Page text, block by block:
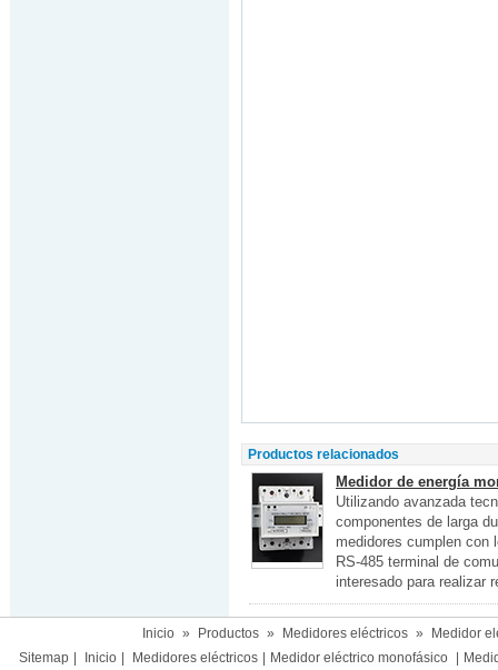
Productos relacionados
Medidor de energía
Utilizando avanzada
componentes de larga
medidores cumplen con
RS-485 terminal de
interesado para realizar
Inicio » Productos » Medidores eléctricos »
Medidor
Sitemap
Inicio Medidores eléctricos Medidor eléctrico monofásico